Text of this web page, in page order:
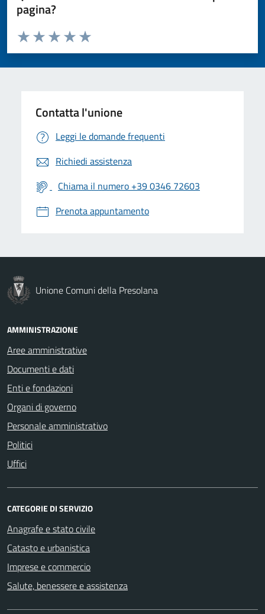
pagina?
Valuta da 1 a 5 stelle la pagina
Valuta 5 stelle su 5
Valuta 4 stelle su 5
Valuta 3 stelle su 5
Valuta 2 stelle su 5
Valuta 1 stelle su 5
Contatta l'unione
Leggi le domande frequenti
Richiedi assistenza
Chiama il numero +39 0346 72603
Prenota appuntamento
Unione Comuni della Presolana
AMMINISTRAZIONE
Aree amministrative
Documenti e dati
Enti e fondazioni
Organi di governo
Personale amministrativo
Politici
Uffici
CATEGORIE DI SERVIZIO
Anagrafe e stato civile
Catasto e urbanistica
Imprese e commercio
Salute, benessere e assistenza